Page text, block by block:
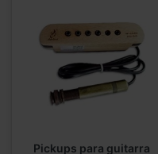
Pickups para guitarra